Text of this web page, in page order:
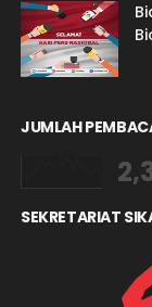
JUMLAH
SEKRETARIAT